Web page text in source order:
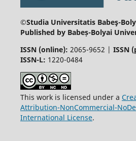
©Studia Universitatis Babeş-
Published by Babeș-Bolyai
ISSN (online): 2065-9652 | ISSN
ISSN-L: 1220-0484
This work is licensed under a
Attribution-NonCommercial-
International License.